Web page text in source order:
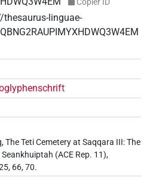
thesaurus-linguae-
The Teti Cemetery at Saqqara III: The
(ACE Rep. 11),
66, 70.